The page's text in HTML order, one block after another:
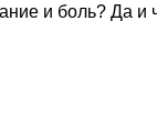
и боль? Да и